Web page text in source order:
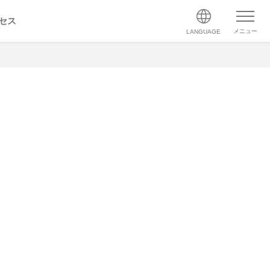
ス
LANGUAGE メニュー